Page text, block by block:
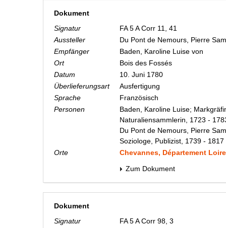
Dokument
Signatur
FA 5 A Corr 11, 41
Aussteller
Du Pont de Nemours, Pierre
Empfänger
Baden, Karoline Luise von
Ort
Bois des Fossés
Datum
10. Juni 1780
Überlieferungsart
Ausfertigung
Sprache
Französisch
Personen
Baden, Karoline Luise;
Naturaliensammlerin, 1723 -
Du Pont de Nemours, Pierre
Soziologe, Publizist, 1739 - 1817
Orte
Chevannes, Département
Zum Dokument
Dokument
Signatur
FA 5 A Corr 98, 3